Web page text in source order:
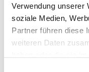
Verwendung unserer
soziale Medien,
Partner führen diese
weiteren Daten